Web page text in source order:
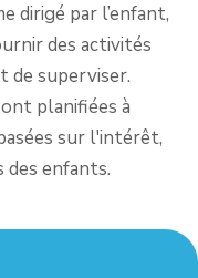
dirigé par l’enfant,
des activités
de superviser.
planifiées à
sur l'intérêt,
des enfants.